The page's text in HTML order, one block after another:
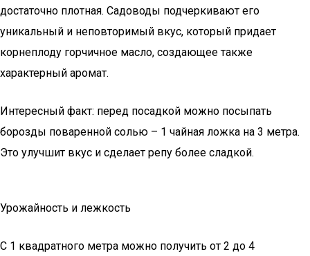
достаточно плотная. Садоводы подчеркивают его
уникальный и неповторимый вкус, который придает
корнеплоду горчичное масло, создающее также
характерный аромат.
Интересный факт: перед посадкой можно посыпать
борозды поваренной солью – 1 чайная ложка на 3 метра.
Это улучшит вкус и сделает репу более сладкой.
Урожайность и лежкость
С 1 квадратного метра можно получить от 2 до 4